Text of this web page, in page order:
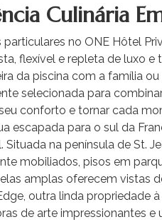
Culinária
particulares no ONE Hôtel
flexível e repleta de luxo
da piscina com a família
selecionada para
conforto e tornar cada
escapada para o sul da
Situada na península de St.
mobiliados, pisos em
amplas oferecem vistas
outra linda propriedade
de arte impressionantes